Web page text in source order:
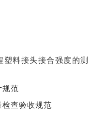
料接头接合强度的测
规范
查验收规范